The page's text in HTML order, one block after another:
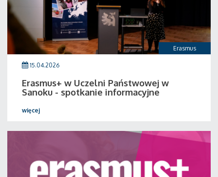
Erasmus
15.04.2026
Erasmus+ w Uczelni Państwowej w
Sanoku - spotkanie informacyjne
więcej